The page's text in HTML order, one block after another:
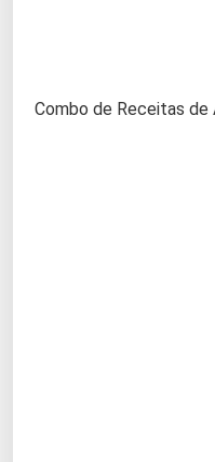
Combo de Receitas de